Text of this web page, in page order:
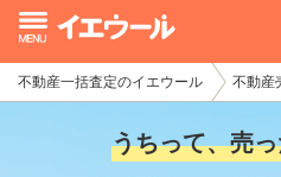
不動産一括査定のイエウール 不動産
うちって、売
イエウール加盟希望の不動産会
初めての方へ